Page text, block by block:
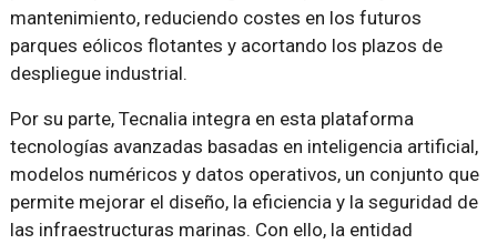
mantenimiento, reduciendo costes en los futuros
parques eólicos flotantes y acortando los plazos de
despliegue industrial.
Por su parte, Tecnalia integra en esta plataforma
tecnologías avanzadas basadas en inteligencia artificial,
modelos numéricos y datos operativos, un conjunto que
permite mejorar el diseño, la eficiencia y la seguridad de
las infraestructuras marinas. Con ello, la entidad